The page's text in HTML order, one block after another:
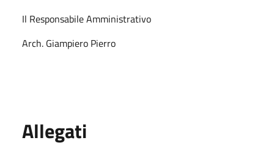
Il Responsabile Amministrativo
Arch. Giampiero Pierro
Allegati